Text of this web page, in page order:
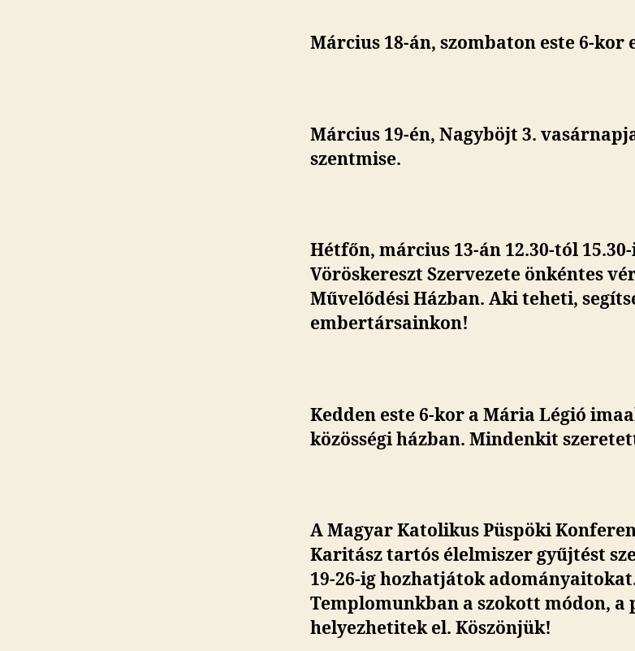
Március 18-án, szombaton este 6-kor
Március 19-én, Nagyböjt 3.
szentmise.
Hétfőn, március 13-án 12.30-tól
Vöröskereszt Szervezete önkéntes
Művelődési Házban. Aki teheti,
embertársainkon!
Kedden este 6-kor a Mária Légió
közösségi házban. Mindenkit
A Magyar Katolikus Püspöki
Karitász tartós élelmiszer gyűjtést
19-26-ig hozhatjátok
Templomunkban a szokott módon, a
helyezhetitek el. Köszönjük!